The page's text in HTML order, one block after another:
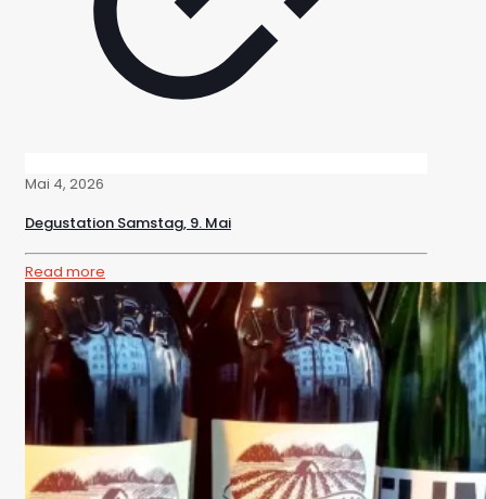
Mai 4, 2026
Degustation Samstag, 9. Mai
Read more